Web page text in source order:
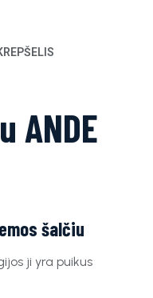
ANDE
šalčiu
ji yra puikus